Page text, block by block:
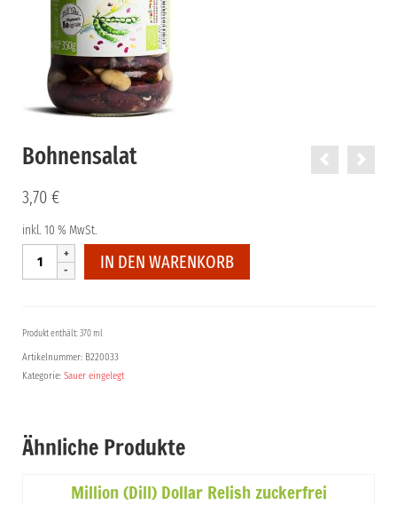
Bohnensalat
3,70 €
inkl. 10 % MwSt.
Bohnensalat
Menge
IN DEN WARENKORB
Produkt enthält: 370 ml
Artikelnummer: B220033
Kategorie: Sauer eingelegt
Ähnliche Produkte
Million (Dill) Dollar Relish zuckerfrei